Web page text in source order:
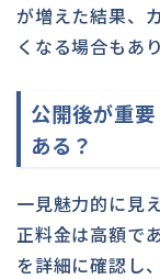
が増えた結果、
くなる場合もあり
公開後が重
ある？
一見魅力的に見
正料金は高額で
を詳細に確認し